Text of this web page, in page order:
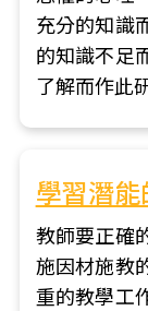
充分的知識
的知識不足
了解而作此
學習潛能
教師要正確
施因材施教
重的教學工